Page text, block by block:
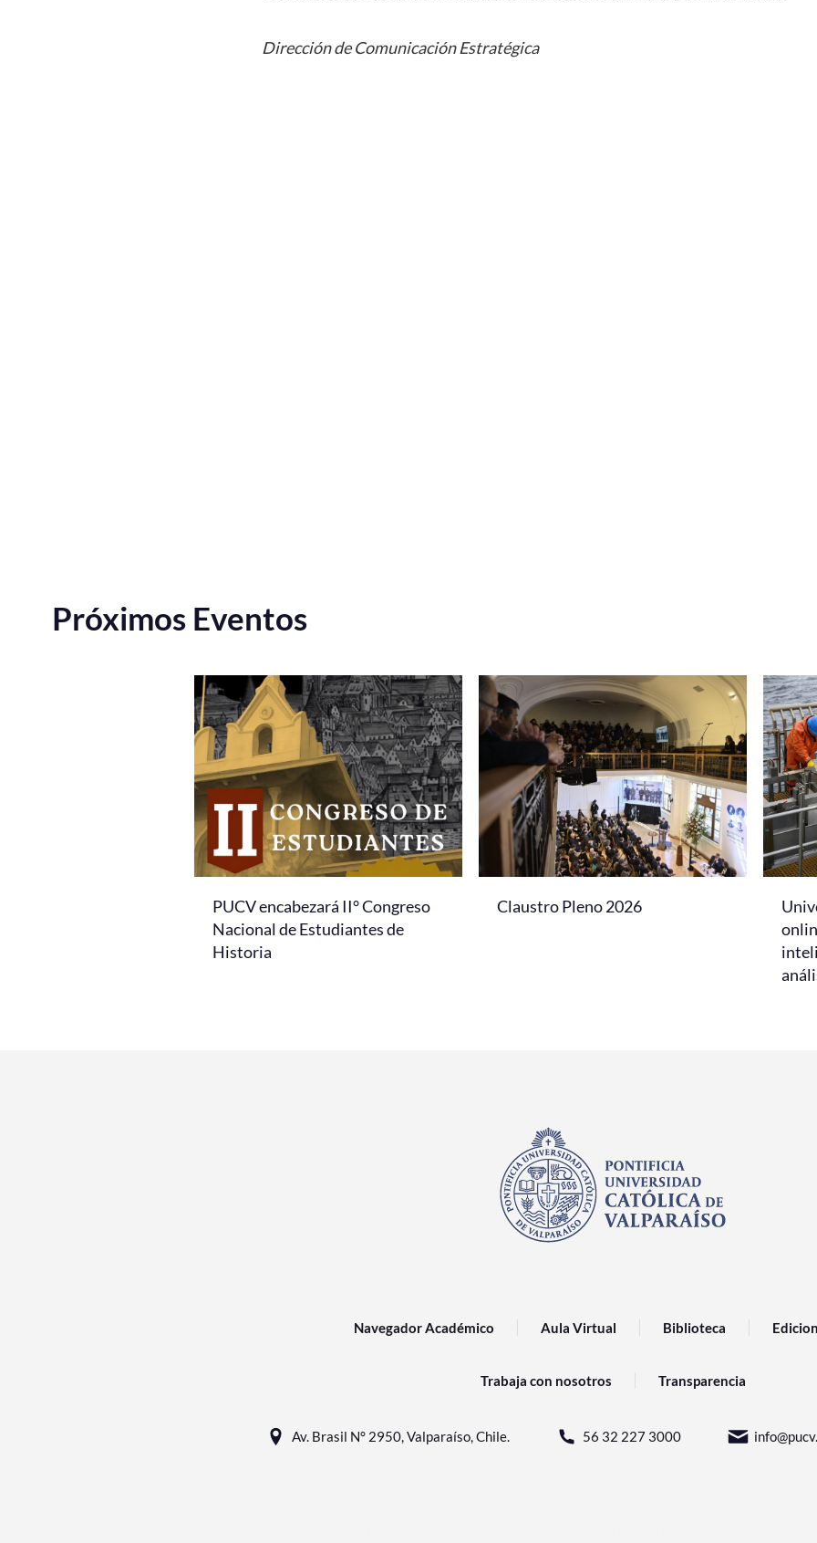
Dirección de Comunicación Estratégica
Próximos Eventos
PUCV encabezará II° Congreso
Nacional de Estudiantes de
Historia
Claustro Pleno 2026
Navegador Académico Aula Virtual Biblioteca
Trabaja con nosotros Transparencia
Av. Brasil N° 2950, Valparaíso, Chile. 56 32 227 3000